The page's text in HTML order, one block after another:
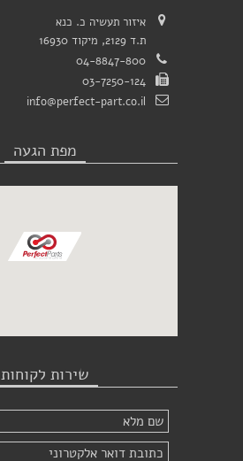
איזור תעשיה כ. כנא
ת.ד 2129, מיקוד 16930
04-8847-800
03-7250-124
info@perfect-part.co.il
מפת הגעה
שירות לקוחות